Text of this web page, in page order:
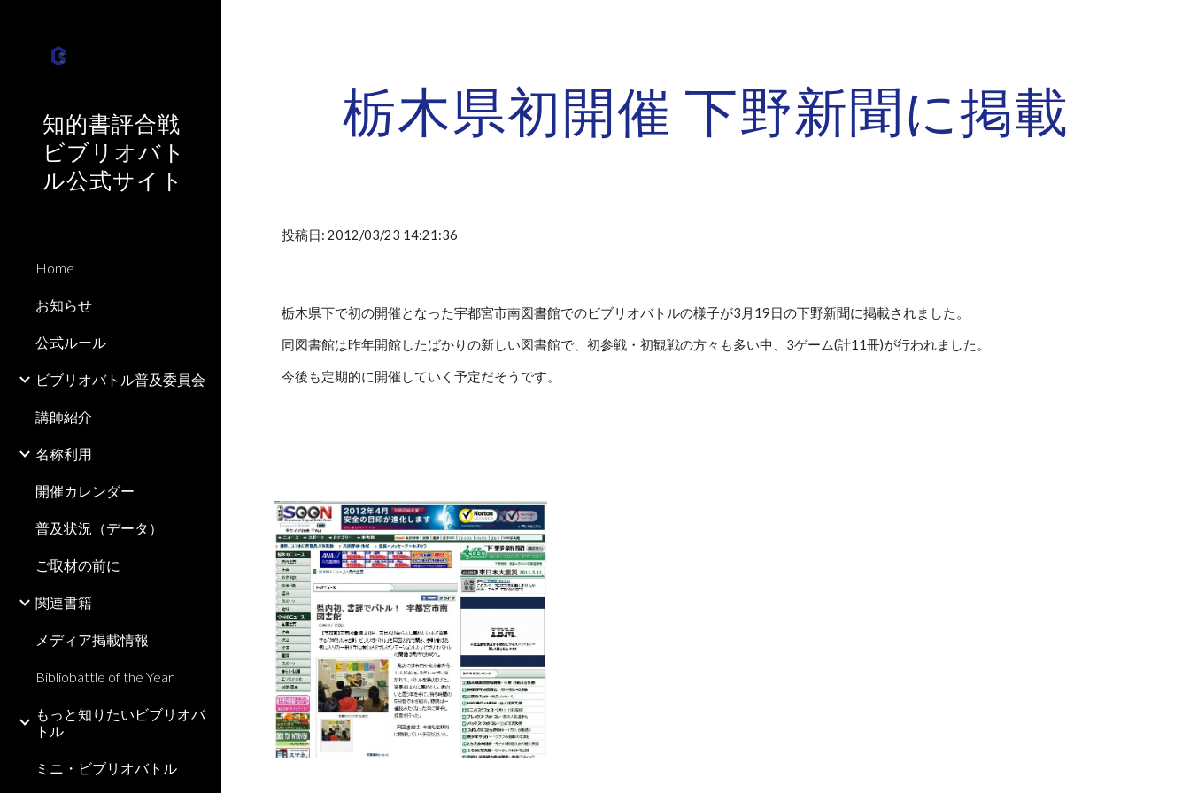
知的書評合戦
ビブリオバト
ル公式サイト
Home
お知らせ
公式ルール
ビブリオバトル普及委員会
講師紹介
名称利用
開催カレンダー
普及状況（データ）
ご取材の前に
関連書籍
メディア掲載情報
Bibliobattle of the Year
もっと知りたいビブリオバ
トル
ミニ・ビブリオバトル
栃木県初開催 下野新聞に掲載
投稿日: 2012/03/23 14:21:36
栃木県下で初の開催となった宇都宮市南図書館でのビブリオバトルの様子が3月19日の下野新聞に掲載されました。
同図書館は昨年開館したばかりの新しい図書館で、初参戦・初観戦の方々も多い中、3ゲーム(計11冊)が行われました。
今後も定期的に開催していく予定だそうです。